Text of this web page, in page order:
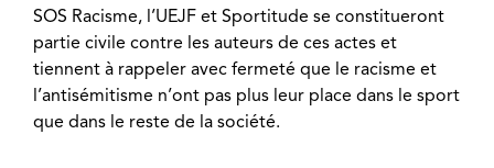
SOS Racisme, l’UEJF et Sportitude se constitueront
partie civile contre les auteurs de ces actes et
tiennent à rappeler avec fermeté que le racisme et
l’antisémitisme n’ont pas plus leur place dans le sport
que dans le reste de la société.